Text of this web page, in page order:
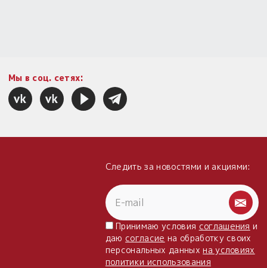
Мы в соц. сетях:
Следить за новостями и акциями:
Принимаю условия соглашения и
даю согласие на обработку своих
персональных данныхна условиях
политики использования